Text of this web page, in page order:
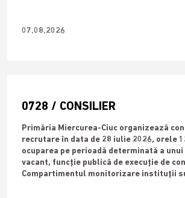
07.08.2026
0728 / CONSILIER
Primăria Miercurea-Ciuc organizează
recrutare în data de 28 iulie 2026, orele
ocuparea pe perioadă determinată a
vacant, funcție publică de execuție de
Compartimentul monitorizare instituții